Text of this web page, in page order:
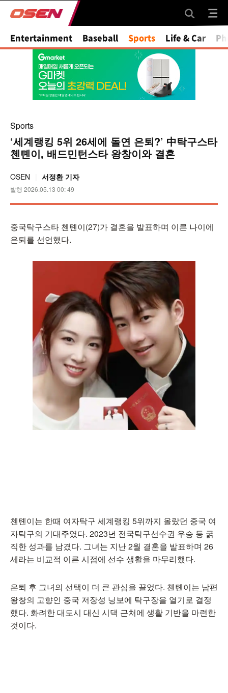
Mute
Entertainment Baseball Sports Life & Car
Sports
‘세계랭킹 5위 26세에 돌연 은퇴?’ 中탁구스타
첸톈이, 배드민턴스타 왕창이와 결혼
OSEN 서정환 기자
발행 2026.05.13 00: 49
중국탁구스타 첸톈이(27)가 결혼을 발표하며 이른 나이에
은퇴를 선언했다.
첸톈이는 한때 여자탁구 세계랭킹 5위까지 올랐던 중국 여
자탁구의 기대주였다. 2023년 전국탁구선수권 우승 등 굵
직한 성과를 남겼다. 그녀는 지난 2월 결혼을 발표하며 26
세라는 비교적 이른 시점에 선수 생활을 마무리했다.
은퇴 후 그녀의 선택이 더 큰 관심을 끌었다. 첸톈이는 남편
왕창의 고향인 중국 저장성 닝보에 탁구장을 열기로 결정
했다. 화려한 대도시 대신 시댁 근처에 생활 기반을 마련한
것이다.